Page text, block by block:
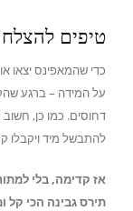
טיפים
כדי שהמאפינס יצאו
על המידה – ברגע
דחוסים. כמו כן,
להתבשל מיד ויקבלו
אז קדימה, בלי
תירס גבינה הכי קל